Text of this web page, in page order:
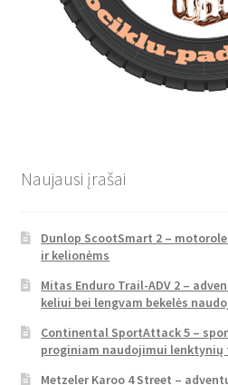
Naujausi įrašai
Dunlop ScootSmart 2 –
ir kelionėms
Mitas Enduro Trail-ADV 2 –
keliui bei lengvam bekelės
Continental SportAttack 5 –
proginiam naudojimui lenktynių
Metzeler Karoo 4 Street –